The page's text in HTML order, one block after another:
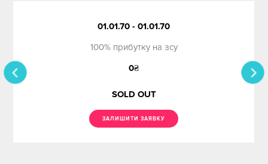
01.01.70 - 01.01.70
100% прибутку на зсу
0₴
SOLD OUT
ЗАЛИШИТИ ЗАЯВКУ